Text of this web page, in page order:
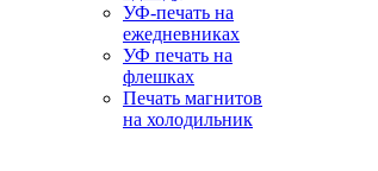
УФ-печать на
ежедневниках
УФ печать на
флешках
Печать магнитов
на холодильник